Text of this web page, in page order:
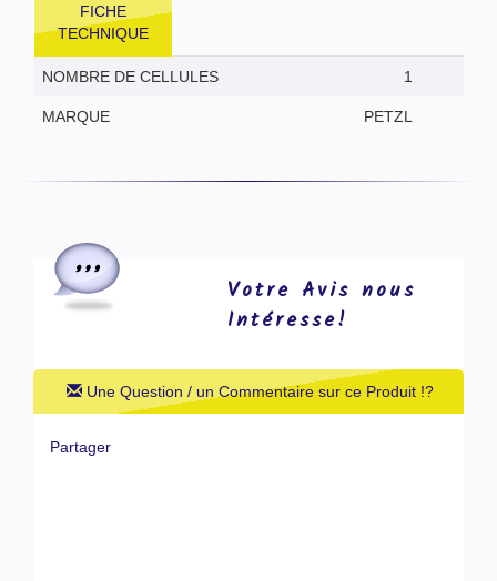
FICHE
TECHNIQUE
NOMBRE DE CELLULES 1
MARQUE PETZL
Votre Avis nous
Intéresse!
Une Question / un Commentaire sur ce Produit !?
Partager